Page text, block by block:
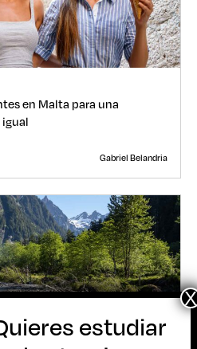
en Malta para una
Gabriel Belandria
Olímpico: historia,